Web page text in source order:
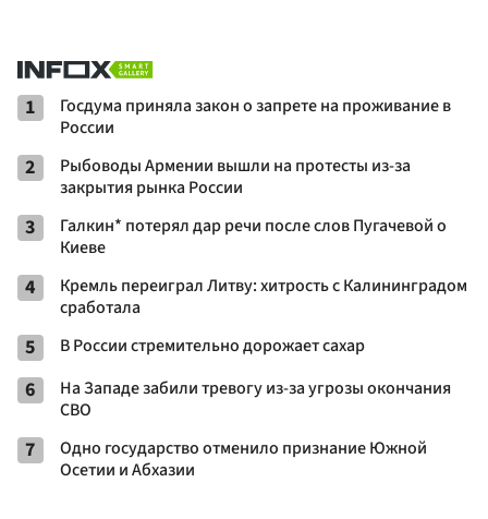
1
Госдума приняла закон о запрете на проживание в
России
2
Рыбоводы Армении вышли на протесты из-за
закрытия рынка России
3
Галкин* потерял дар речи после слов Пугачевой о
Киеве
4
Кремль переиграл Литву: хитрость с Калининградом
сработала
5 В России стремительно дорожает сахар
6
На Западе забили тревогу из-за угрозы окончания
СВО
7
Одно государство отменило признание Южной
Осетии и Абхазии